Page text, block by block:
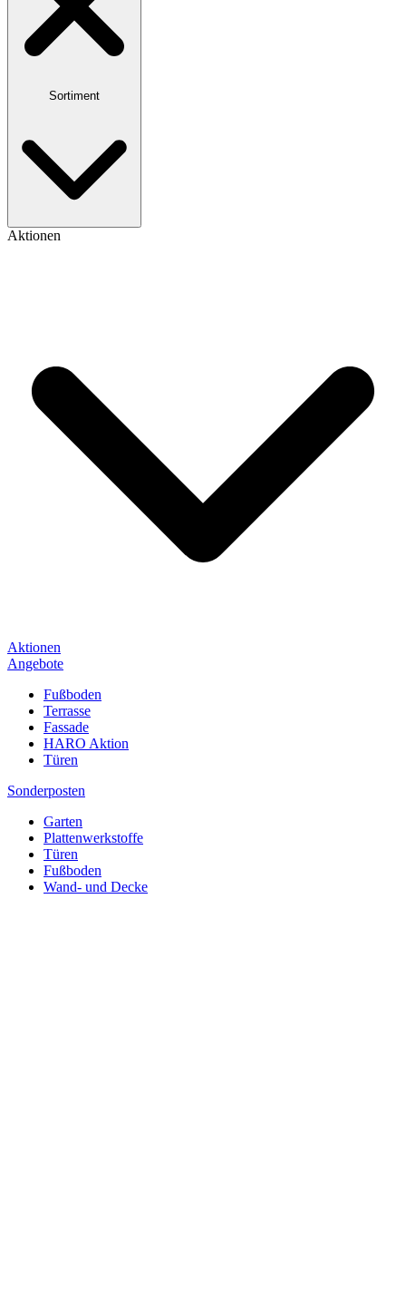
Sortiment
Aktionen
Aktionen
Angebote
Fußboden
Terrasse
Fassade
HARO Aktion
Türen
Sonderposten
Garten
Plattenwerkstoffe
Türen
Fußboden
Wand- und Decke